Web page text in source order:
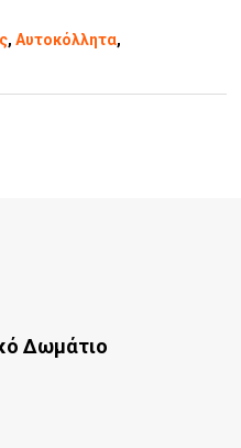
,Αυτοκόλλητα,
Δωμάτιο